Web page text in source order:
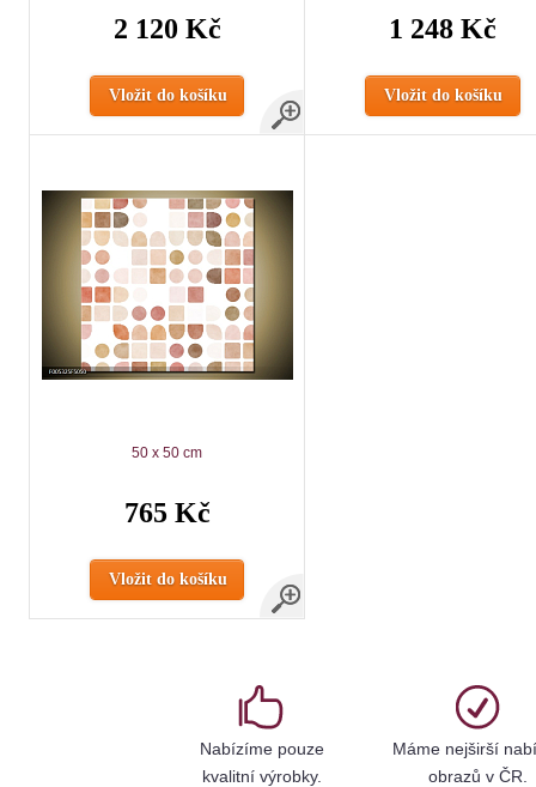
2 120 Kč
Vložit do košíku
1 248 Kč
Vložit do košíku
50 x 50 cm
765 Kč
Vložit do košíku
Nabízíme pouze
kvalitní výrobky.
Máme nejširší
obrazů v ČR.